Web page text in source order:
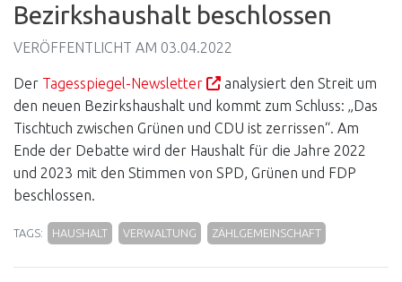
Bezirkshaushalt beschlossen
VERÖFFENTLICHT AM 03.04.2022
Der Tagesspiegel-Newsletter
analysiert den Streit um
den neuen Bezirkshaushalt und kommt zum Schluss: „Das
Tischtuch zwischen Grünen und CDU ist zerrissen“. Am
Ende der Debatte wird der Haushalt für die Jahre 2022
und 2023 mit den Stimmen von SPD, Grünen und FDP
beschlossen.
TAGS: HAUSHALT VERWALTUNG ZÄHLGEMEINSCHAFT